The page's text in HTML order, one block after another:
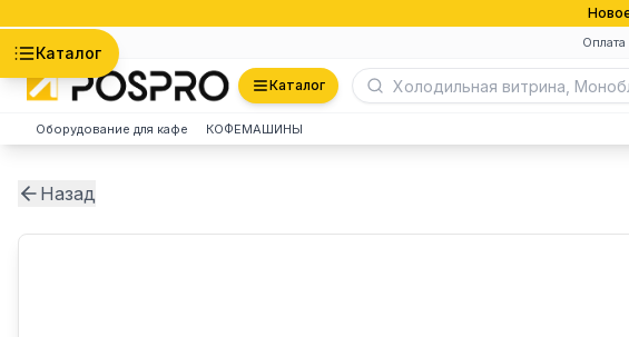
Оплата
Каталог
Каталог
Оборудование для кафе КОФЕМАШИНЫ
Назад